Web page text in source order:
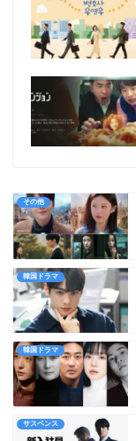
その他
韓国ドラマ
韓国ドラマ
サスペンス